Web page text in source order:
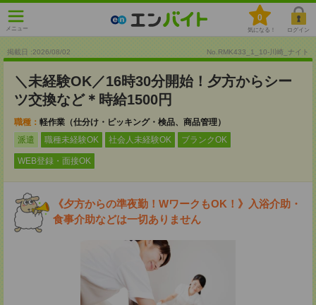
メニュー
0
気になる！ ログイン
掲載日 :2026/08/02 No.RMK433_1_10-川崎_ナイト
＼未経験OK／16時30分開始！夕方からシー
ツ交換など＊時給1500円
職種： 軽作業（仕分け・ピッキング・検品、商品管理）
派遣
職種未経験OK 社会人未経験OK ブランクOK
WEB登録・面接OK
《夕方からの準夜勤！WワークもOK！》入浴介助・
食事介助などは一切ありません